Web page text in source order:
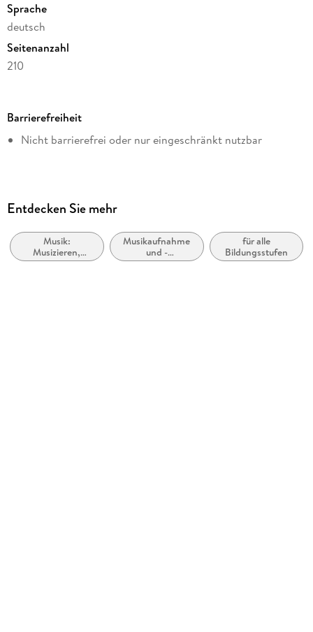
Sprache
deutsch
Seitenanzahl
210
Autor/Autorin
Michael Modlich, Sven von Strauch
Originalsprache
Kopierschutz
mit Wasserzeichen versehen
Barrierefreiheit
Nicht barrierefrei oder nur eingeschränkt nutzbar
Entdecken Sie mehr
Musik:
Musizieren,
Techniken,
Musikaufnahme
und -
vervielfältigung,
für alle
Bildungsstufen